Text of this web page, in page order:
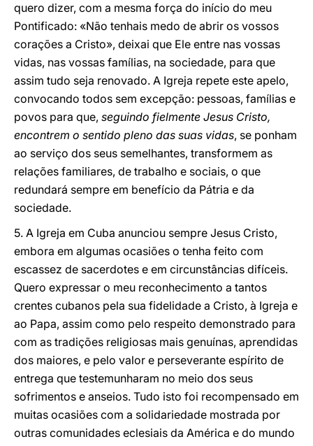
quero dizer, com a mesma força do início do meu
Pontificado: «Não tenhais medo de abrir os vossos
corações a Cristo», deixai que Ele entre nas vossas
vidas, nas vossas famílias, na sociedade, para que
assim tudo seja renovado. A Igreja repete este apelo,
convocando todos sem excepção: pessoas, famílias e
povos para que, seguindo fielmente Jesus Cristo,
encontrem o sentido pleno das suas vidas, se ponham
ao serviço dos seus semelhantes, transformem as
relações familiares, de trabalho e sociais, o que
redundará sempre em benefício da Pátria e da
sociedade.
5. A Igreja em Cuba anunciou sempre Jesus Cristo,
embora em algumas ocasiões o tenha feito com
escassez de sacerdotes e em circunstâncias difíceis.
Quero expressar o meu reconhecimento a tantos
crentes cubanos pela sua fidelidade a Cristo, à Igreja e
ao Papa, assim como pelo respeito demonstrado para
com as tradições religiosas mais genuínas, aprendidas
dos maiores, e pelo valor e perseverante espírito de
entrega que testemunharam no meio dos seus
sofrimentos e anseios. Tudo isto foi recompensado em
muitas ocasiões com a solidariedade mostrada por
outras comunidades eclesiais da América e do mundo